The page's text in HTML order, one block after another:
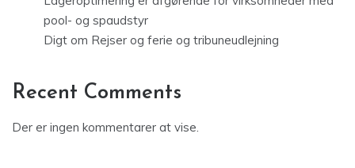
pool- og spaudstyr
Digt om Rejser og ferie og tribuneudlejning
Recent Comments
Der er ingen kommentarer at vise.